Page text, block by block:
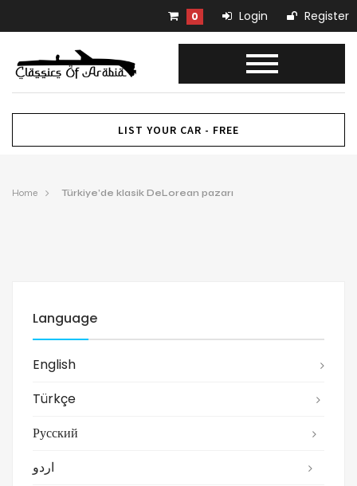
0 Login Register
LIST YOUR CAR - FREE
Home Türkiye’de klasik DeLorean pazarı
Language
English
Türkçe
Русский
اردو